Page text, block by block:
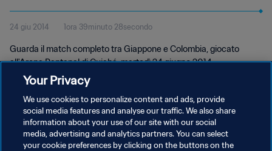
| Match completo
24 giu 2014 1ora 39minuto 28secondo
Guarda il match completo tra Giappone e Colombia, giocato
all'Arena Pantanal di Cuiabá, martedì 24 giugno 2014.
PRIVACY POLICY
Your Privacy
We use cookies to personalize content and ads, provide
social media features and analyse our traffic. We also share
information about your use of our site with our social
media, advertising and analytics partners. You can select
your cookie preferences by clicking on the buttons on the